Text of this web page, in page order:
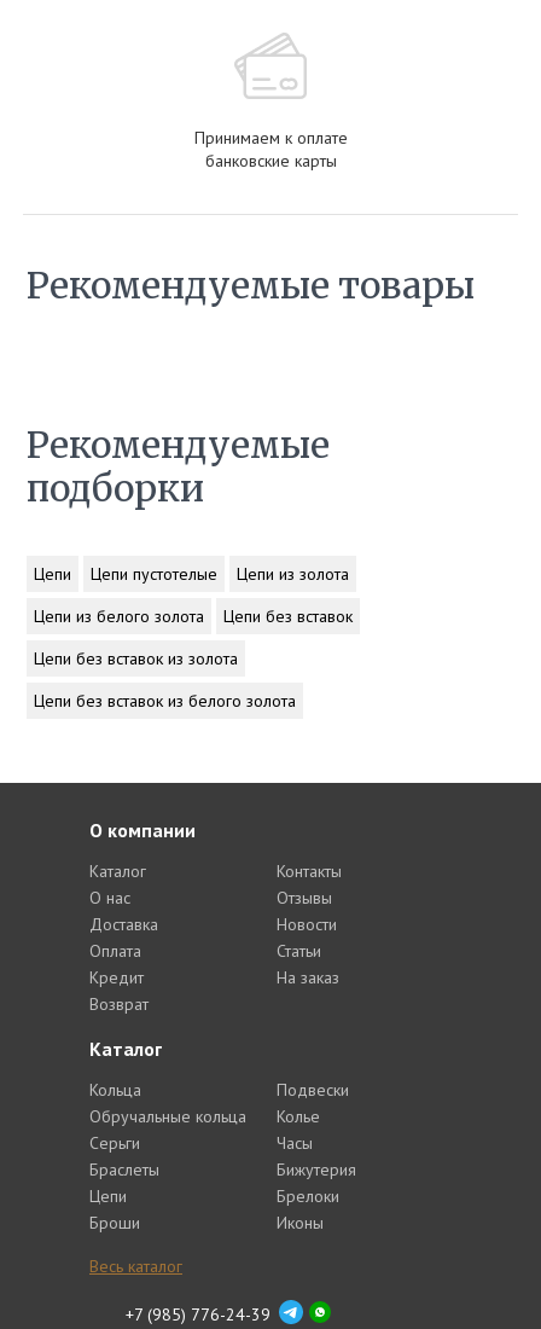
Принимаем к оплате
банковские карты
Рекомендуемые товары
Рекомендуемые
подборки
Цепи Цепи пустотелые
Цепи из золота
Цепи из белого золота
Цепи без вставок
Цепи без вставок из золота
Цепи без вставок из белого золота
Каталог
Кольца
Обручальные кольца
Серьги
Браслеты
Цепи
Броши
Подвески
Колье
Часы
Бижутерия
Брелоки
Иконы
Весь каталог
О компании
Каталог
О нас
Доставка
Оплата
Кредит
Возврат
Контакты
Отзывы
Новости
Статьи
На заказ
+7 (985) 776-24-39